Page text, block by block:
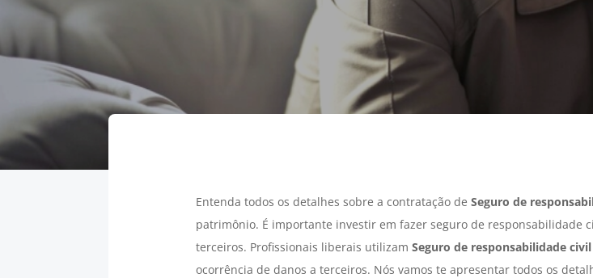
Entenda todos os detalhes sobre a contratação de Seguro de
patrimônio. É importante investir em fazer seguro de responsabilidade
terceiros. Profissionais liberais utilizam Seguro de responsabilidade
ocorrência de danos a terceiros. Nós vamos te apresentar todos os